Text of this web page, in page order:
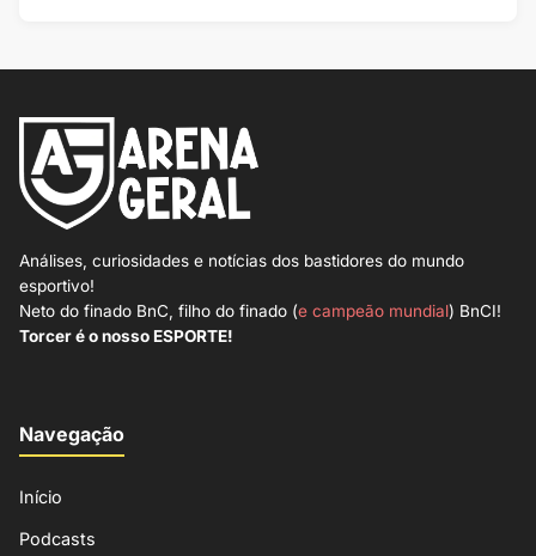
Análises, curiosidades e notícias dos bastidores do mundo
esportivo!
Neto do finado BnC, filho do finado (e campeão mundial) BnCI!
Torcer é o nosso ESPORTE!
Navegação
Início
Podcasts